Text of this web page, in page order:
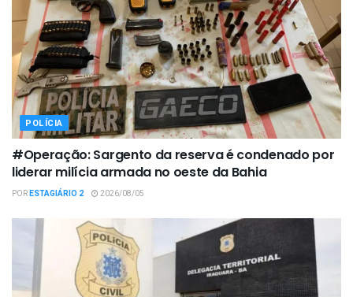
POLÍCIA
#Operação: Sargento da reserva é condenado por
liderar milícia armada no oeste da Bahia
PORESTAGIÁRIO 2 2026/08/05